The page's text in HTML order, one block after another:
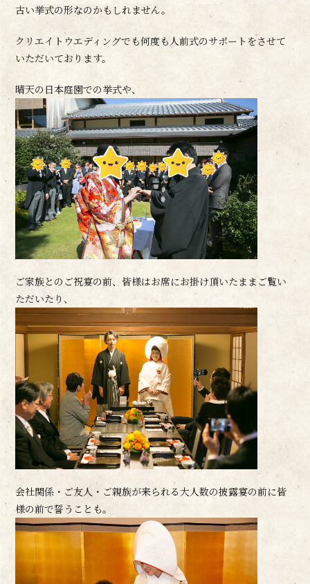
古い挙式の形なのかもしれません。
クリエイトウエディングでも何度も人前式のサポートをさせて
いただいております。
晴天の日本庭園での挙式や、
ご家族とのご祝宴の前、皆様はお席にお掛け頂いたままご覧い
ただいたり、
会社関係・ご友人・ご親族が来られる大人数の披露宴の前に皆
様の前で誓うことも。